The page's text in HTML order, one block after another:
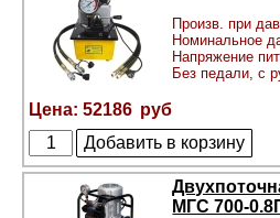
Произв. при
Номинальное
Напряжение
Без педали, с
52186
МГС 700-